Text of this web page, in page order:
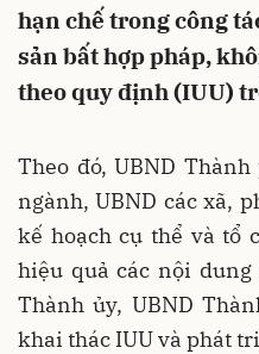
hạn chế trong công
sản bất hợp pháp,
theo quy định (IUU)
Theo đó, UBND
ngành, UBND các xã,
kế hoạch cụ thể và tổ
hiệu quả các nội
Thành ủy, UBND
khai thác IUU và phát